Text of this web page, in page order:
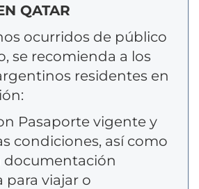
QATAR
ocurridos de público
se recomienda a los
residentes en
Pasaporte vigente y
condiciones, así como
documentación
para viajar o